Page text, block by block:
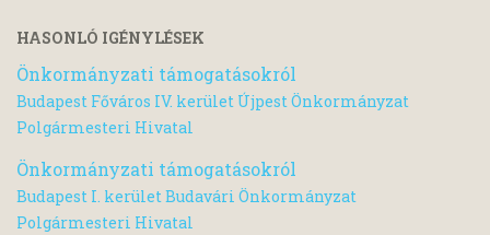
HASONLÓ IGÉNYLÉSEK
Önkormányzati támogatásokról
Budapest Főváros IV. kerület Újpest Önkormányzat
Polgármesteri Hivatal
Önkormányzati támogatásokról
Budapest I. kerület Budavári Önkormányzat
Polgármesteri Hivatal